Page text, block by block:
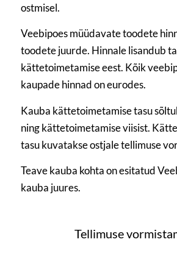
ostmisel.
Veebipoes müüdavate toodete
toodete juurde. Hinnale lisandub
kättetoimetamise eest. Kõik
kaupade hinnad on eurodes.
Kauba kättetoimetamise tasu
ning kättetoimetamise viisist.
tasu kuvatakse ostjale tellimuse
Teave kauba kohta on esitatud
kauba juures.
Tellimuse